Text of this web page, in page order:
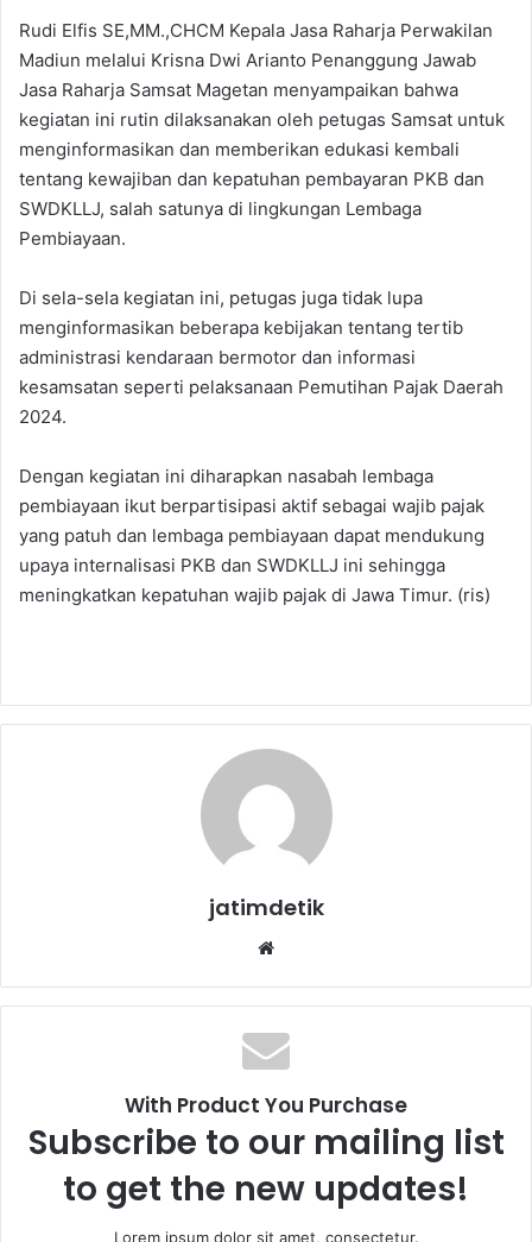
Rudi Elfis SE,MM.,CHCM Kepala Jasa Raharja Perwakilan
Madiun melalui Krisna Dwi Arianto Penanggung Jawab
Jasa Raharja Samsat Magetan menyampaikan bahwa
kegiatan ini rutin dilaksanakan oleh petugas Samsat untuk
menginformasikan dan memberikan edukasi kembali
tentang kewajiban dan kepatuhan pembayaran PKB dan
SWDKLLJ, salah satunya di lingkungan Lembaga
Pembiayaan.
Di sela-sela kegiatan ini, petugas juga tidak lupa
menginformasikan beberapa kebijakan tentang tertib
administrasi kendaraan bermotor dan informasi
kesamsatan seperti pelaksanaan Pemutihan Pajak Daerah
2024.
Dengan kegiatan ini diharapkan nasabah lembaga
pembiayaan ikut berpartisipasi aktif sebagai wajib pajak
yang patuh dan lembaga pembiayaan dapat mendukung
upaya internalisasi PKB dan SWDKLLJ ini sehingga
meningkatkan kepatuhan wajib pajak di Jawa Timur. (ris)
jatimdetik
te
With Product You Purchase
Subscribe to our mailing list
to get the new updates!
Lorem ipsum dolor sit amet, consectetur.